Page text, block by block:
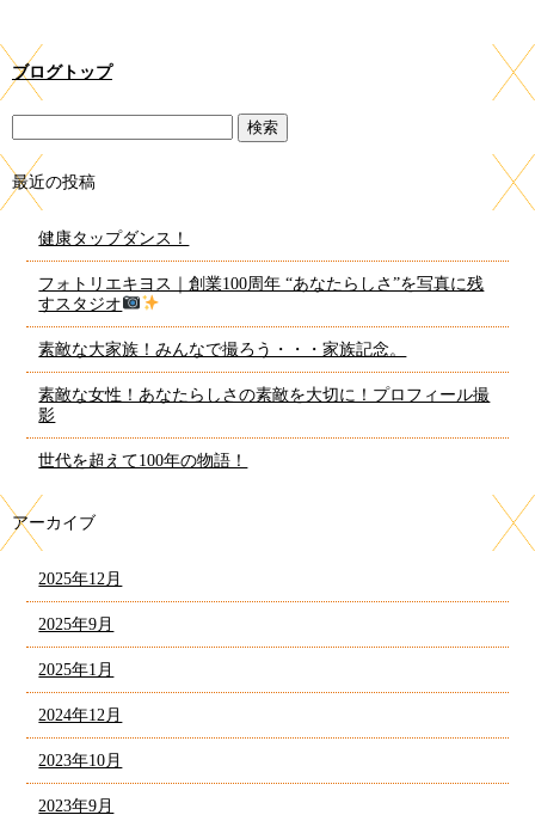
ブログトップ
最近の投稿
健康タップダンス！
フォトリエキヨス｜創業100周年 “あなたらしさ”を写真に残
すスタジオ
素敵な大家族！みんなで撮ろう・・・家族記念。
素敵な女性！あなたらしさの素敵を大切に！プロフィール撮
影
世代を超えて100年の物語！
アーカイブ
2025年12月
2025年9月
2025年1月
2024年12月
2023年10月
2023年9月